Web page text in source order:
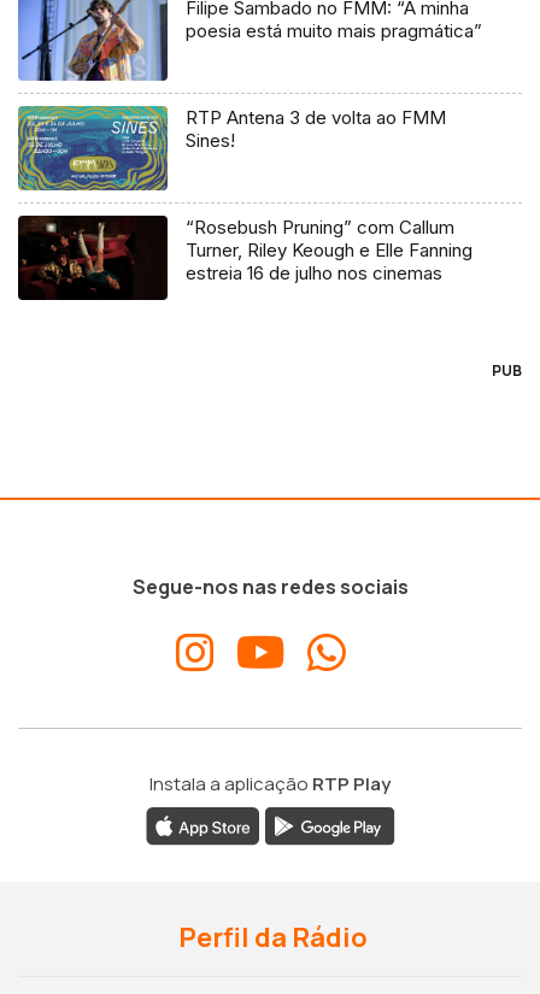
Filipe Sambado no FMM: “A minha
poesia está muito mais pragmática”
RTP Antena 3 de volta ao FMM
Sines!
“Rosebush Pruning” com Callum
Turner, Riley Keough e Elle Fanning
estreia 16 de julho nos cinemas
PUB
Segue-nos nas redes sociais
Instala a aplicação RTP Play
Perfil da Rádio